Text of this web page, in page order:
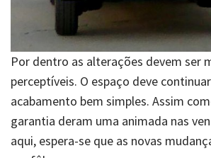
Por dentro as alterações devem ser
perceptíveis. O espaço deve
acabamento bem simples. Assim
garantia deram uma animada nas
aqui, espera-se que as novas